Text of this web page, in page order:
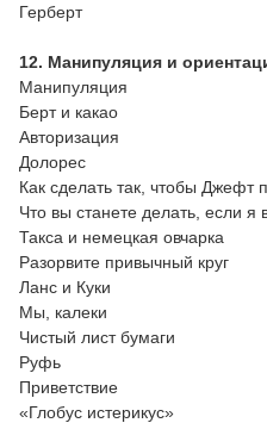
Герберт
12. Манипуляция и
Манипуляция
Берт и какао
Авторизация
Долорес
Как сделать так, чтобы Джефт
Что вы станете делать, если я
Такса и немецкая овчарка
Разорвите привычный круг
Ланс и Куки
Мы, калеки
Чистый лист бумаги
Руфь
Приветствие
«Глобус истерикус»